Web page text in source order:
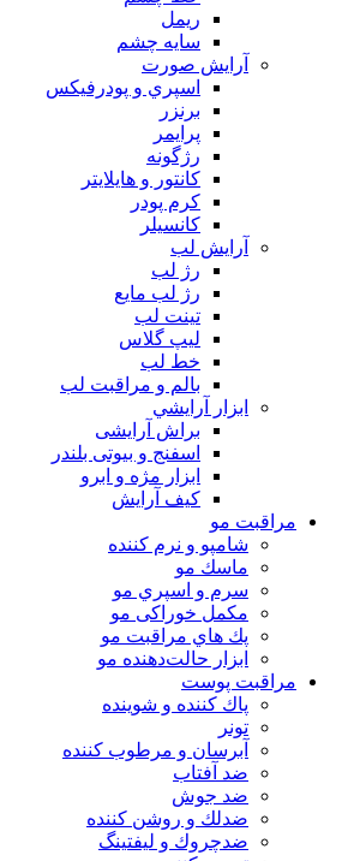
ريمل
سايه چشم
آرايش صورت
اسپري و پودرفيكس
برنزر
پرايمر
رژگونه
كانتور و هايلايتر
كرم پودر
كانسيلر
آرايش لب
رژ لب
رژ لب مایع
تینت لب
لیپ گلاس
خط لب
بالم و مراقبت لب
ابزار آرايشي
براش آرایشی
اسفنج و بیوتی بلندر
ابزار مژه و ابرو
کیف آرایش
مراقبت مو
شامپو و نرم كننده
ماسك مو
سرم و اسپري مو
مكمل خوراكی مو
پك هاي مراقبت مو
ابزار حالت‌دهنده مو
مراقبت پوست
پاك كننده و شوينده
تونر
آبرسان و مرطوب كننده
ضد آفتاب
ضد جوش
ضدلك و روشن كننده
ضدچروك و ليفتينگ